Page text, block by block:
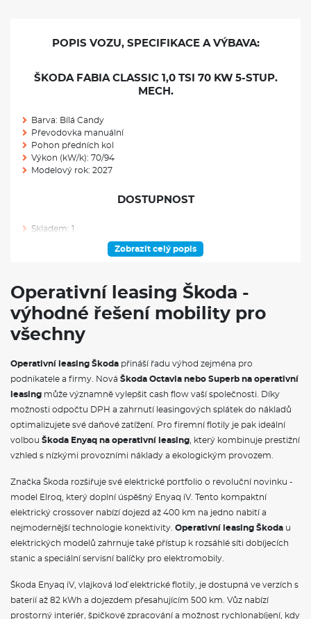
POPIS VOZU, SPECIFIKACE A VÝBAVA:
ŠKODA FABIA CLASSIC 1,0 TSI 70 KW 5-STUP.
MECH.
Barva: Bílá Candy
Převodovka manuální
Pohon předních kol
Výkon (kW/k): 70/94
Modelový rok: 2027
DOSTUPNOST
Skladem: 1
Škoda Prodloužená záruka na 5 let, do 100 000 km
VÝBAVA VE VÝBAVA STUPNI
Rozpoznávání dopravních značek
Spodní dekorační vložky
Textilní koberce vpředu a vzadu
Kabinový vzduchový filtr s aktivním uhlím
Upínací přípravek v zavazadlovém prostoru
Kryt zavazadlového prostoru, sklápěcí
Schránka před spolujezdcem standardní
Dekorační vložky
clony
Systém pro zabezpečení nákladu včetně nákupní sítě
Kožená hlavice řadící páky
Držák na brýle
2 čtecí lampičky vpředu, 2 vzadu
Manuální klimatizace
Uzávěr palivové nádrže
Ozdobné lišty standardní
Zobrazit celý popis
Operativní leasing Škoda -
výhodné řešení mobility pro
všechny
Operativní leasing Škoda přináší řadu výhod zejména pro
podnikatele a firmy. Nová Škoda Octavia nebo Superb na operativní
leasing může významně vylepšit cash flow vaší společnosti. Díky
možnosti odpočtu DPH a zahrnutí leasingových splátek do nákladů
optimalizujete své daňové zatížení. Pro firemní flotily je pak ideální
volbou Škoda Enyaq na operativní leasing , který kombinuje prestižní
vzhled s nízkými provozními náklady a ekologickým provozem.
Značka Škoda rozšiřuje své elektrické portfolio o revoluční novinku -
model Elroq, který doplní úspěšný Enyaq iV. Tento kompaktní
elektrický crossover nabízí dojezd až 400 km na jedno nabití a
nejmodernější technologie konektivity. Operativní leasing Škoda u
elektrických modelů zahrnuje také přístup k rozsáhlé síti dobíjecích
stanic a speciální servisní balíčky pro elektromobily.
Škoda Enyaq iV, vlajková loď elektrické flotily, je dostupná ve verzích s
baterií až 82 kWh a dojezdem přesahujícím 500 km. Vůz nabízí
prostorný interiér, špičkové zpracování a možnost rychlonabíjení, kdy